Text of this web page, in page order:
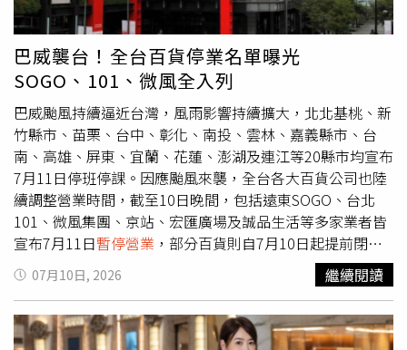
Finn）得知事件後，已聯繫Vons母公司艾伯森公司
（Albertsons）的勞資關係部門，追問公司是否訂有顧客在
店內死亡時的標準處理程序。芬恩表示，公司相關部門原先
稱會進一步回覆，但截至她接受訪問時，工會仍未收到正式
說明。工會也要求公司全面檢討現行緊急應變政策，建立清
楚且符合人道原則的處理流程。她認為，這起事件不只是一
次單純的現場處置失當，而是反映企業對第一線員工需求與
感受長期缺乏重視。她直言，公司在面對如此嚴重的突發事
件時，展現出的態度顯得冷漠，也讓員工被迫承擔沉重的心
理壓力。截至目前，Vons母公司艾伯森公司尚未對媒體詢
問作出正式回應，也未說明當晚要求賣場繼續營業及以購物
車圍住遺體，是否符合公司內部政策。
業。【新光三越】台中以北10家分店，包括台北南西店、台
北信義新天地A4、A8、A9、A11、台北站前店、台北忠孝
店、台北天母店、桃園站前店及台中中港店7月11日
業，其餘分店正常營業。【漢神洲際購物廣場／漢神巨蛋購
物廣場】漢神洲際購物廣場及漢神巨蛋購物廣場7月11日調
整營業時間為中午12時至晚間10時30分。【遠東SOGO】遠
東SOGO全台各店7月11日停止營業一天。【微風】微風廣
場、微風南京、微風信義、微風松高、微風南山、微風台北
車站及微風東岸7月11日暫停營業 ，恢復營業時間將另行公
告。【台北101】台北101購物中心、觀景台及大樓高空餐
廳7月11日 暫停營業。【宏匯廣場】新莊宏匯廣場7月11日
暫停營業
。【誠品】誠品生活松菸、南西、新店、台中
480、台南等門市7月11日
，設於百貨內的門市則
配合百貨營業時間。【京站時尚廣場】京站時尚廣場7月11
日暫停營業。【南紡購物中心】南紡購物中心7月11日正常
巴威襲台！全台百貨停業名單曝光
SOGO、101、微風全入列
巴威颱風持續逼近台灣，風雨影響持續擴大，北北基桃、新
竹縣市、苗栗、台中、彰化、南投、雲林、嘉義縣市、台
南、高雄、屏東、宜蘭、花蓮、澎湖及連江等20縣市均宣布
7月11日停班停課。因應颱風來襲，全台各大百貨公司也陸
續調整營業時間，截至10日晚間，包括遠東SOGO、台北
101、微風集團、京站、宏匯廣場及誠品生活等多家業者皆
宣布7月11日暫停營業 ，部分百貨則自7月10日起提前閉店
或縮短營業時間，提醒民眾出門前先留意各業者最新公告。
遠東SOGO宣布，全台各店7月11日停止營業一天，以維護
顧客及員工安全。（圖／馬景平攝）配合各地停班停課措
施，遠東SOGO宣布，考量巴威颱風持續影響，為維護顧
07月10日, 2026 繼續閱讀